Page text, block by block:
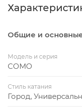
Общие и
Модель и серия
COMO
Стиль катания
Город,